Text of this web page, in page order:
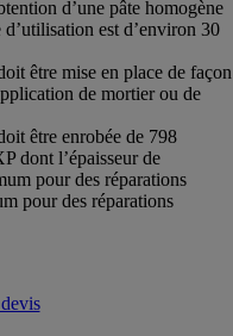
d’une pâte homogène
est d’environ 30
être mise en place de façon
de mortier ou de
être enrobée de 798
l’épaisseur de
pour des réparations
pour des réparations